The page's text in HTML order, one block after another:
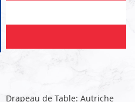
Drapeau de Table: Autriche